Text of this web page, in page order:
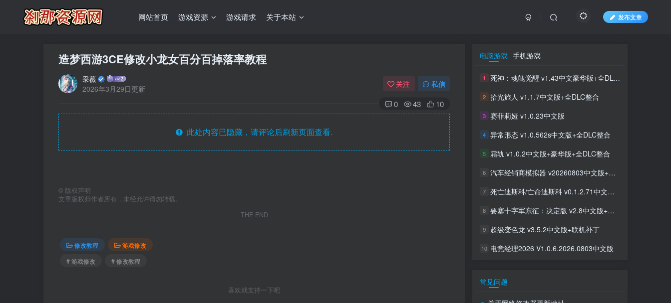
网站首页 游戏资源 游戏请求 关于本站 发布文章
造梦西游3CE修改小龙女百分百掉落率教程
采薇
2026年3月29日更新
关注 私信
0 43 10
此处内容已隐藏，请评论后刷新页面查看.
© 版权声明
文章版权归作者所有，未经允许请勿转载。
THE END
修改教程
游戏修改
# 游戏修改
# 修改教程
喜欢就支持一下吧
电脑游戏 手机游戏
1 死神：魂魄觉醒 v1.43中文豪华版+全DLC整合
2 拾光旅人 v1.1.7中文版+全DLC整合
3 赛菲莉娅 v1.0.23中文版
4 异常形态 v1.0.562s中文版+全DLC整合
5 霜轨 v1.0.2中文版+豪华版+全DLC整合
6 汽车经销商模拟器 v20260803中文版+全DLC整合
7 死亡迪斯科/亡命迪斯科 v0.1.2.71中文版+全DLC整合
8 要塞十字军东征：决定版 v2.8中文版+全DLC整合
9 超级变色龙 v3.5.2中文版+联机补丁
10 电竞经理2026 V1.0.6.2026.0803中文版
常见问题